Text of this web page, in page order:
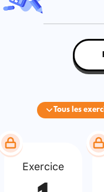
Tous les
Exercice